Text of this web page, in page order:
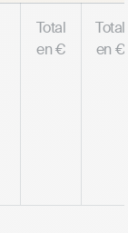
Total
en €
Total
en €